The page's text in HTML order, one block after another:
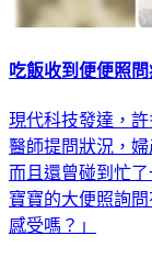
吃飯收到便便照
現代科技發達，
醫師提問狀況，
而且還曾碰到忙
寶寶的大便照詢
感受嗎？」